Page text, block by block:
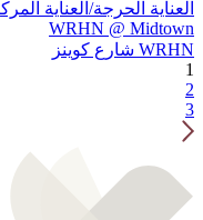
العناية الحرجة/العناية
WRHN @ Midtown
WRHN شارع كوينز
1
2
3